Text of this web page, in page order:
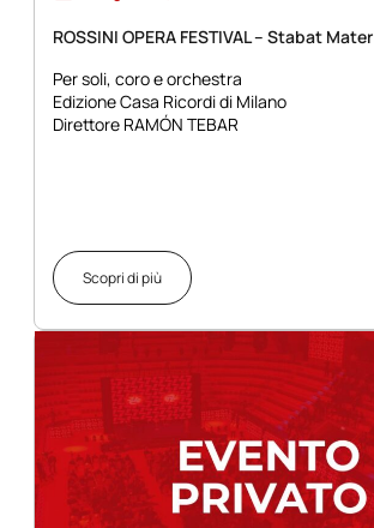
ROSSINI OPERA FESTIVAL – Stabat Mater
Per soli, coro e orchestra
Edizione Casa Ricordi di Milano
Direttore RAMÓN TEBAR
Scopri di più